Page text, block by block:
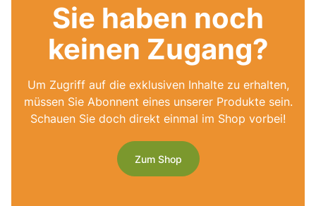
Sie haben noch
keinen Zugang?
Um Zugriff auf die exklusiven Inhalte zu erhalten,
müssen Sie Abonnent eines unserer Produkte sein.
Schauen Sie doch direkt einmal im Shop vorbei!
Zum Shop